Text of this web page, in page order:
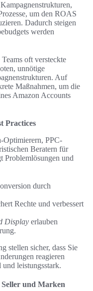
um den ROAS
Dadurch steigen
werden
oft versteckte
unnötige
Auf
Maßnahmen, um die
Amazon Accounts
Practices
Optimierern, PPC-
Beratern für
Problemlösungen und
durch
Rechte und verbessert
Display erlauben
stellen sicher, dass Sie
reagieren
leistungsstark.
und Marken